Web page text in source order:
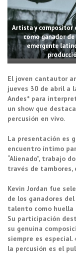
Artista y compositor
como ganador
emergente
El joven cantautor
jueves 30 de abril a
Andes* para
un show que
percusión en vivo.
La presentación es
encuentro íntimo
“Alienado”, trabajo
través de tambores,
Kevin Jordan fue
de los ganadores
talento como huella
Su participación
su genuina
siempre es especial.
la percusión es el